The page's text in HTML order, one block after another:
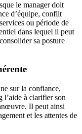
le manager doit
d’équipe, conflit
ou période de
dans lequel il peut
sa posture
sur la confiance,
l’aide à clarifier son
Il peut ainsi
et les attentes de